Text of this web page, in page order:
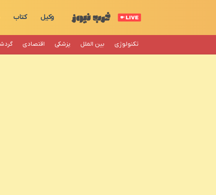
وکیل کتاب
تکنولوژی بین الملل پزشکی اقتصادی